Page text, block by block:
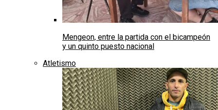
Mengeon, entre la partida con el bicampeón
y un quinto puesto nacional
Atletismo